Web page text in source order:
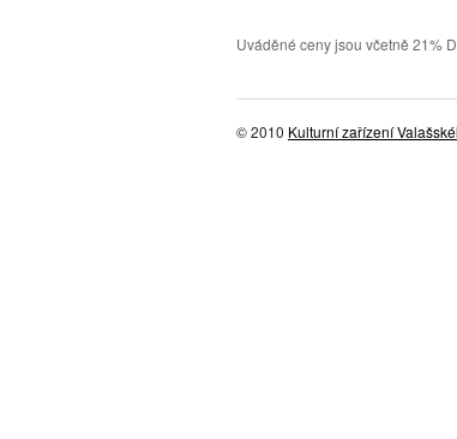
Uváděné ceny jsou včetně 21%
© 2010 Kulturní zařízení